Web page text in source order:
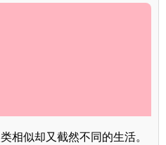
相似却又截然不同的生活。